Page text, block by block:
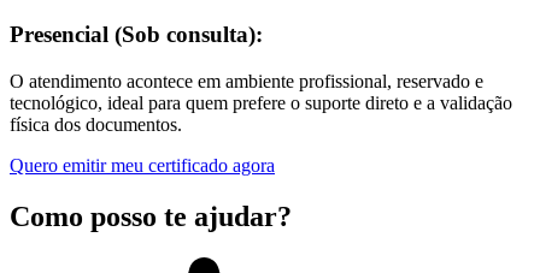
Presencial (Sob consulta):
O atendimento acontece em ambiente profissional, reservado e
tecnológico, ideal para quem prefere o suporte direto e a validação
física dos documentos.
Quero emitir meu certificado agora
Como posso te ajudar?